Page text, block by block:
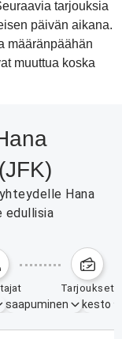
tarjouksia
päivän aikana.
määränpäähän
muuttua koska
Hana
edullisia
tarjoukset
saapuminen
kesto